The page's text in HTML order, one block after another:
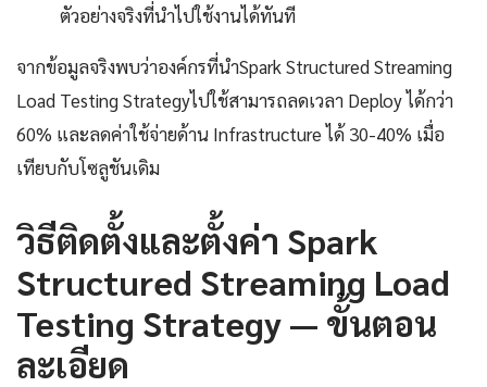
ตัวอย่างจริงที่นำไปใช้งานได้ทันที
จากข้อมูลจริงพบว่าองค์กรที่นำSpark Structured Streaming
Load Testing Strategyไปใช้สามารถลดเวลา Deploy ได้กว่า
60% และลดค่าใช้จ่ายด้าน Infrastructure ได้ 30-40% เมื่อ
เทียบกับโซลูชันเดิม
วิธีติดตั้งและตั้งค่า Spark
Structured Streaming Load
Testing Strategy — ขั้นตอน
ละเอียด